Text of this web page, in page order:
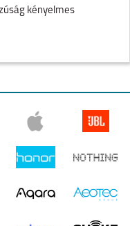
kényelmes